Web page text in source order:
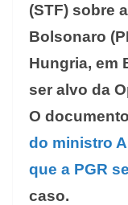
(STF) sobre
Bolsonaro
Hungria, em
ser alvo da
O
do ministro
que a PGR
caso.